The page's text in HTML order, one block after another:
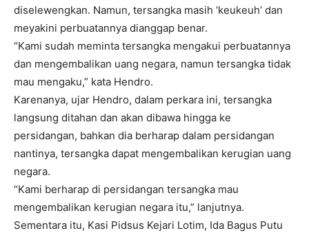
diselewengkan. Namun, tersangka masih ‘keukeuh’ dan
meyakini perbuatannya dianggap benar.
“Kami sudah meminta tersangka mengakui perbuatannya
dan mengembalikan uang negara, namun tersangka tidak
mau mengaku,” kata Hendro.
Karenanya, ujar Hendro, dalam perkara ini, tersangka
langsung ditahan dan akan dibawa hingga ke
persidangan, bahkan dia berharap dalam persidangan
nantinya, tersangka dapat mengembalikan kerugian uang
negara.
“Kami berharap di persidangan tersangka mau
mengembalikan kerugian negara itu,” lanjutnya.
Sementara itu, Kasi Pidsus Kejari Lotim, Ida Bagus Putu